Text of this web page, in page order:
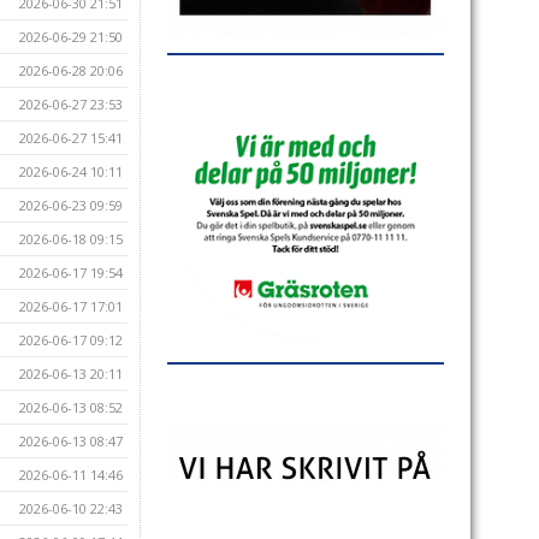
2026-06-29 21:50
2026-06-28 20:06
2026-06-27 23:53
2026-06-27 15:41
2026-06-24 10:11
2026-06-23 09:59
2026-06-18 09:15
2026-06-17 19:54
2026-06-17 17:01
2026-06-17 09:12
2026-06-13 20:11
2026-06-13 08:52
2026-06-13 08:47
2026-06-11 14:46
2026-06-10 22:43